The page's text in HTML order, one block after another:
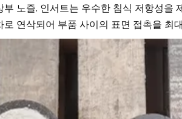
노즐. 인서트는 우수한 침식 저항성을
연삭되어 부품 사이의 표면 접촉을 최